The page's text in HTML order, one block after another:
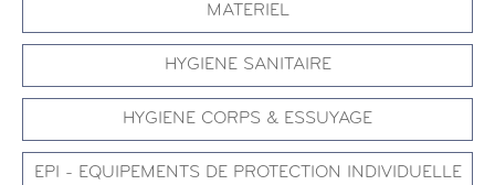
MATERIEL
HYGIENE SANITAIRE
HYGIENE CORPS & ESSUYAGE
EPI - EQUIPEMENTS DE PROTECTION INDIVIDUELLE